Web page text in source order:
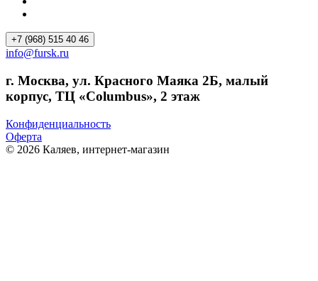
+7 (968) 515 40 46
info@fursk.ru
г. Москва, ул. Красного Маяка 2Б, малый
корпус, ТЦ «Columbus», 2 этаж
Конфиденциальность
Оферта
© 2026 Каляев, интернет-магазин